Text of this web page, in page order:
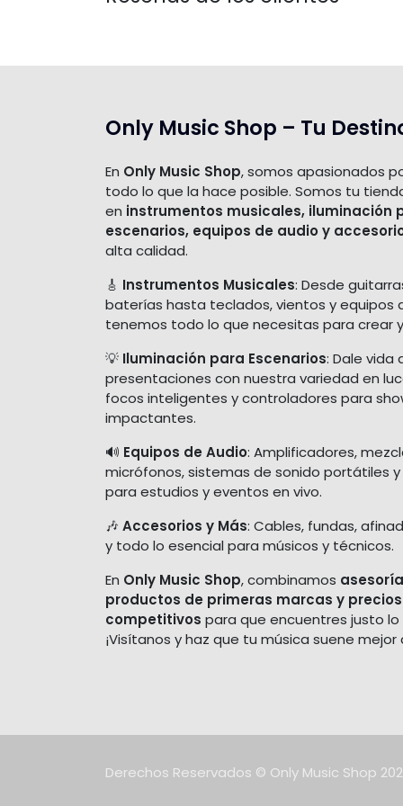
Only Music Shop – Tu
En Only Music Shop, somos apasionados
todo lo que la hace posible. Somos tu
en instrumentos musicales, iluminación
escenarios, equipos de audio y
alta calidad.
🎸 Instrumentos Musicales: Desde
baterías hasta teclados, vientos y equipos
tenemos todo lo que necesitas para crear
💡 Iluminación para Escenarios: Dale vida
presentaciones con nuestra variedad en
focos inteligentes y controladores para
impactantes.
🔊 Equipos de Audio: Amplificadores,
micrófonos, sistemas de sonido portátiles
para estudios y eventos en vivo.
🎶 Accesorios y Más: Cables, fundas,
y todo lo esencial para músicos y técnicos.
En Only Music Shop, combinamos
productos de primeras marcas y precios
competitivos para que encuentres justo lo
¡Visítanos y haz que tu música suene mejor
Derechos Reservados © Only Music Shop